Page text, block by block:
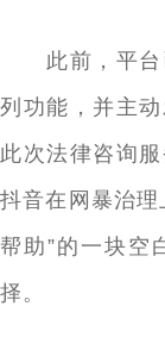
此前，平台
列功能，并主
此次法律咨询
抖音在网暴治
帮助”的一块空
择。